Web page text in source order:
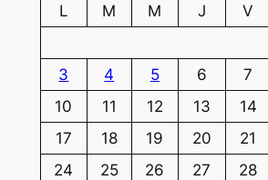
L
M M J V
3
4 5 6 7
10
11 12 13 14
17
18 19 20 21
24
25 26 27 28